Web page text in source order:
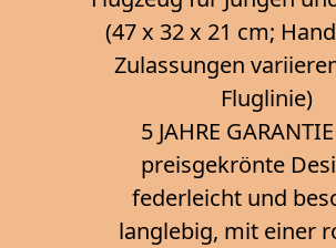
(47 x 32 x 21 cm;
Zulassungen
Fluglinie)
5 JAHRE
preisgekrönte
federleicht und
langlebig, mit einer